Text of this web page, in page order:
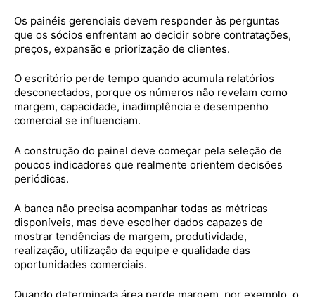
Os painéis gerenciais devem responder às perguntas
que os sócios enfrentam ao decidir sobre contratações,
preços, expansão e priorização de clientes.
O escritório perde tempo quando acumula relatórios
desconectados, porque os números não revelam como
margem, capacidade, inadimplência e desempenho
comercial se influenciam.
A construção do painel deve começar pela seleção de
poucos indicadores que realmente orientem decisões
periódicas.
A banca não precisa acompanhar todas as métricas
disponíveis, mas deve escolher dados capazes de
mostrar tendências de margem, produtividade,
realização, utilização da equipe e qualidade das
oportunidades comerciais.
Quando determinada área perde margem, por exemplo, o